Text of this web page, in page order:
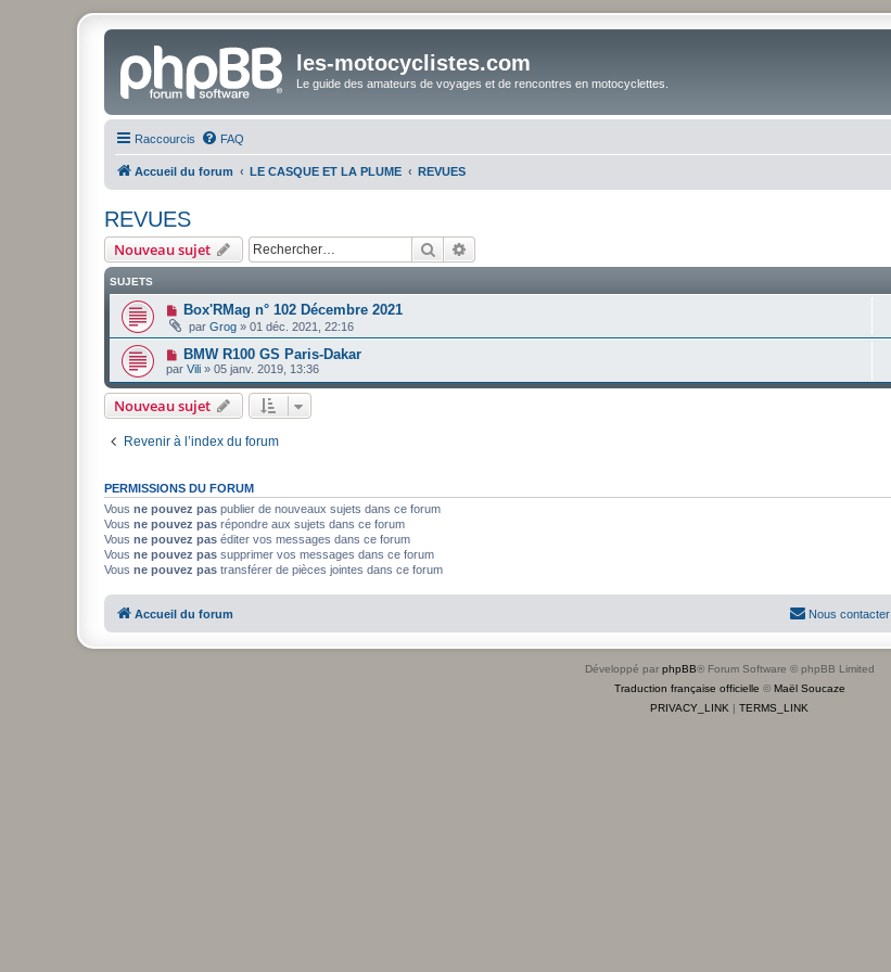
les-motocyclistes.com
Le guide des amateurs de voyages et de rencontres en motocyclettes.
Raccourcis FAQ
Accueil du forum LE CASQUE ET LA PLUME REVUES
REVUES
Nouveau sujet Rechercher
SUJETS
Box'RMag n° 102 Décembre 2021
par Grog » 01 déc. 2021, 22:16
BMW R100 GS Paris-Dakar
par Vili » 05 janv. 2019, 13:36
Nouveau sujet
Revenir à l’index du forum
PERMISSIONS DU FORUM
Vous ne pouvez pas publier de nouveaux sujets dans ce forum
Vous ne pouvez pas répondre aux sujets dans ce forum
Vous ne pouvez pas éditer vos messages dans ce forum
Vous ne pouvez pas supprimer vos messages dans ce forum
Vous ne pouvez pas transférer de pièces jointes dans ce forum
Accueil du forum Nous contacter
Développé par phpBB® Forum Software © phpBB Limited
Traduction française officielle © Maël Soucaze
PRIVACY_LINK | TERMS_LINK